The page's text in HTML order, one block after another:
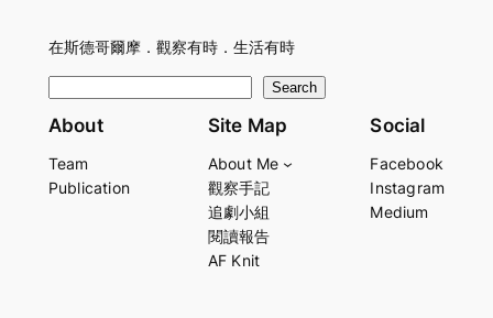
在斯德哥爾摩．觀察有時．生活有時
e
r
Search
About
Team
Publication
Site Map
About Me
觀察手記
追劇小組
閱讀報告
AF Knit
Social
Facebook
Instagram
Medium